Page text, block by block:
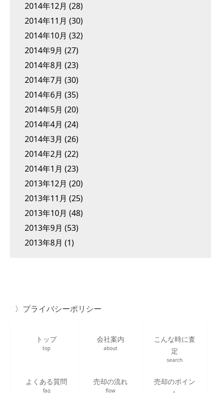
2014年12月 (28)
2014年11月 (30)
2014年10月 (32)
2014年9月 (27)
2014年8月 (23)
2014年7月 (30)
2014年6月 (35)
2014年5月 (20)
2014年4月 (24)
2014年3月 (26)
2014年2月 (22)
2014年1月 (23)
2013年12月 (20)
2013年11月 (25)
2013年10月 (48)
2013年9月 (53)
2013年8月 (1)
プライバシーポリシー
トップ
top
会社案内
about
こんな時に査
定
search
よくある質問
faq
売却の流れ
flow
売却のポイン